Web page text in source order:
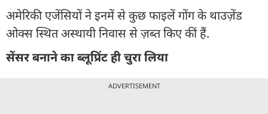
अमेरिकी एजेंसियों ने इनमें से कुछ फाइलें गोंग के थाउज़ेंड
ओक्स स्थित अस्थायी निवास से ज़ब्त किए कीं हैं.
सेंसर बनाने का ब्लूप्रिंट ही चुरा लिया
ADVERTISEMENT